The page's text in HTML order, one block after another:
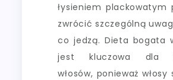
łysieniem plackowatym
zwrócić szczególną
co jedzą. Dieta bogata
jest kluczowa dla
włosów, ponieważ włosy